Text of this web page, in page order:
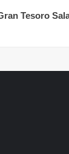
Tesoro